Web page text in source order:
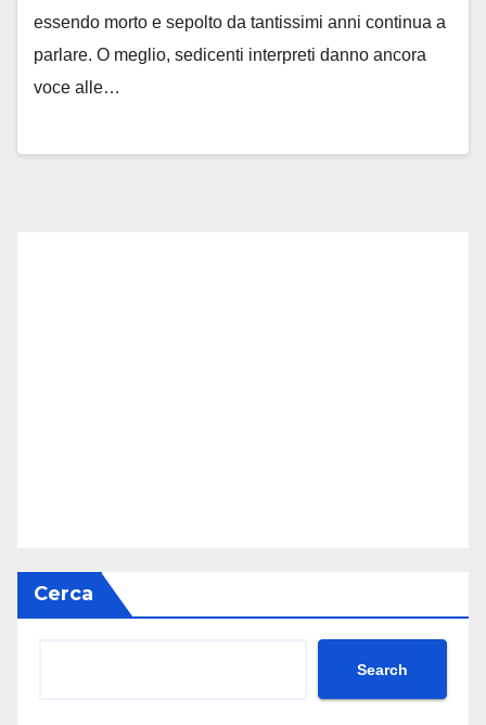
essendo morto e sepolto da tantissimi anni continua a
parlare. O meglio, sedicenti interpreti danno ancora
voce alle…
Cerca
Search